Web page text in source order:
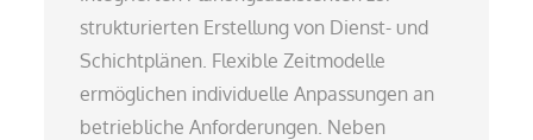
strukturierten Erstellung von Dienst- und
Schichtplänen. Flexible Zeitmodelle
ermöglichen individuelle Anpassungen an
betriebliche Anforderungen. Neben